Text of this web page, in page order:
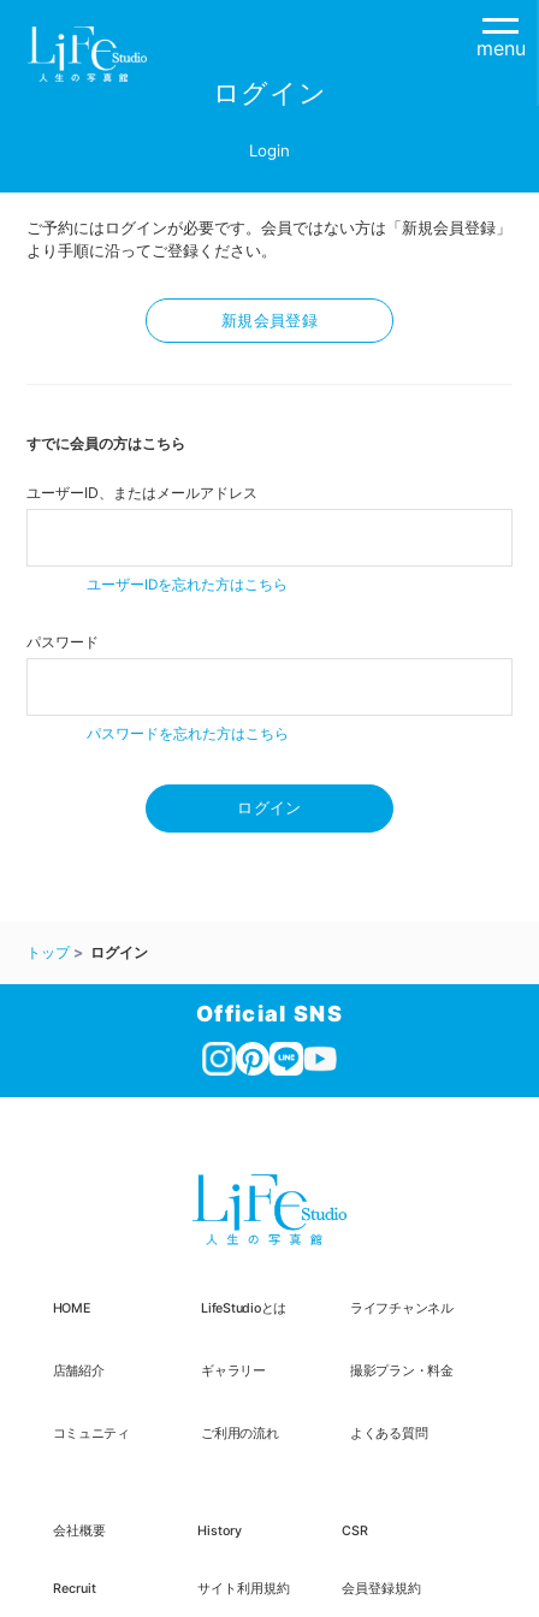
menu
ログイン
Login
ご予約にはログインが必要です。会員ではない方は「新規会員登録」
より手順に沿ってご登録ください。
新規会員登録
すでに会員の方はこちら
ユーザーID、またはメールアドレス
ユーザーIDを忘れた方はこちら
パスワード
パスワードを忘れた方はこちら
ログイン
トップ ログイン
Official SNS
HOME LifeStudioとは ライフチャンネル
店舗紹介 ギャラリー 撮影プラン・料金
コミュニティ ご利用の流れ よくある質問
会社概要 History CSR
Recruit サイト利用規約 会員登録規約